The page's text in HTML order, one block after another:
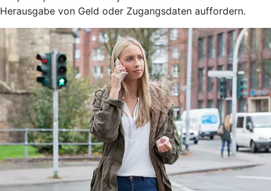
Herausgabe von Geld oder Zugangsdaten auffordern.